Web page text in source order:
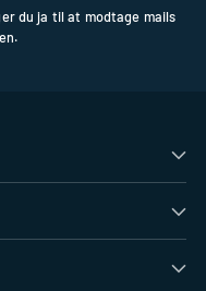
du ja til at modtage mails